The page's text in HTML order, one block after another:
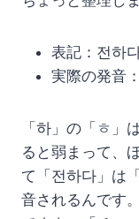
表記：전하
実際の発音
「하」の「ㅎ」
ると弱まって、
て「전하다」は
音されるんです